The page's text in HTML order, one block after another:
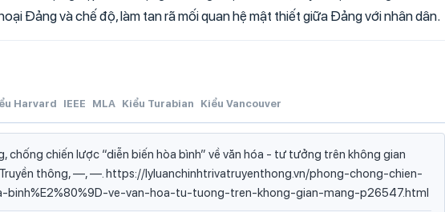
Đảng và chế độ, làm tan rã mối quan hệ mật thiết giữa Đảng với nhân dân.
Harvard IEEE MLA Kiểu Turabian Kiểu Vancouver
chống chiến lược “diễn biến hòa bình” về văn hóa - tư tưởng trên không gian
Truyền thông, —, —. https://lyluanchinhtrivatruyenthong.vn/phong-chong-chien-
binh%E2%80%9D-ve-van-hoa-tu-tuong-tren-khong-gian-mang-p26547.html